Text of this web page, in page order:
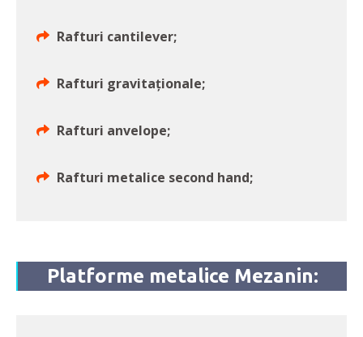
Rafturi cantilever;
Rafturi gravitaționale;
Rafturi anvelope;
Rafturi metalice second hand;
Platforme metalice Mezanin: